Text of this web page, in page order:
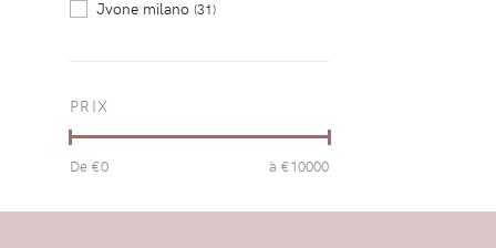
Jvone milano (31)
PRIX
De €0 à €10000